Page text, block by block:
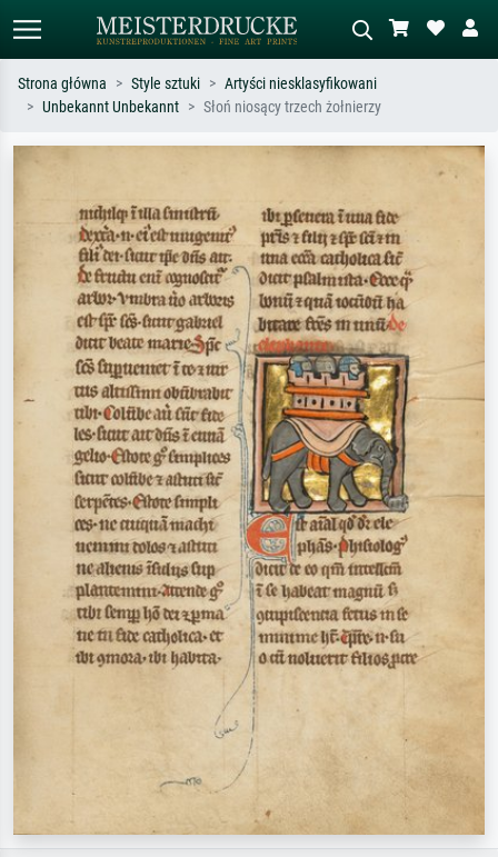
Szukaj wg artysty, tytułu lub stylu – np.
impresjonizm, fala Hokusaia, akt.
stojący akt obok drzewa.
Strona główna Style sztuki
Artyści niesklasyfikowani
Unbekannt Unbekannt
Słoń niosący trzech żołnierzy